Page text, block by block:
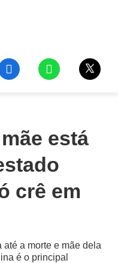
está
crê em
a morte e mãe dela
é o principal